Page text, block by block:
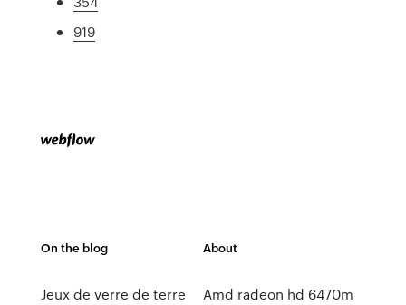
919
On the blog
Jeux de verre de terre
About
Amd radeon hd 6470m